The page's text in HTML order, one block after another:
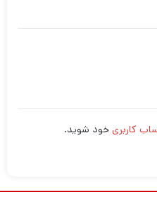
کاربری خود شوید.